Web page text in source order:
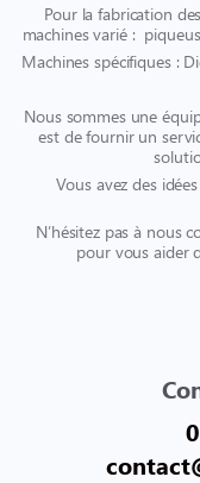
Pour la fabrication
machines varié :
Machines spécifiques :
Nous sommes une
est de fournir un
Vous avez des
N’hésitez pas à nous
pour vous aider